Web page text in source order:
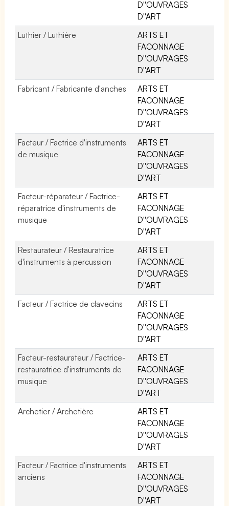
D''OUVRAGES
D''ART
Luthier / Luthière
ARTS ET
FACONNAGE
D''OUVRAGES
D''ART
Fabricant / Fabricante d'anches
ARTS ET
FACONNAGE
D''OUVRAGES
D''ART
Facteur / Factrice d'instruments
de musique
ARTS ET
FACONNAGE
D''OUVRAGES
D''ART
Facteur-réparateur / Factrice-
réparatrice d'instruments de
musique
ARTS ET
FACONNAGE
D''OUVRAGES
D''ART
Restaurateur / Restauratrice
d'instruments à percussion
ARTS ET
FACONNAGE
D''OUVRAGES
D''ART
Facteur / Factrice de clavecins
ARTS ET
FACONNAGE
D''OUVRAGES
D''ART
Facteur-restaurateur / Factrice-
restauratrice d'instruments de
musique
ARTS ET
FACONNAGE
D''OUVRAGES
D''ART
Archetier / Archetière
ARTS ET
FACONNAGE
D''OUVRAGES
D''ART
Facteur / Factrice d'instruments
anciens
ARTS ET
FACONNAGE
D''OUVRAGES
D''ART